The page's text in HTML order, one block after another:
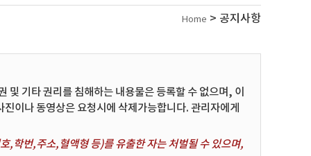
Home > 공지사항
및 기타 권리를 침해하는 내용물은 등록할 수 없으며, 이
이나 동영상은 요청시에 삭제가능합니다. 관리자에게
,학번,주소,혈액형 등)를 유출한 자는 처벌될 수 있으며,